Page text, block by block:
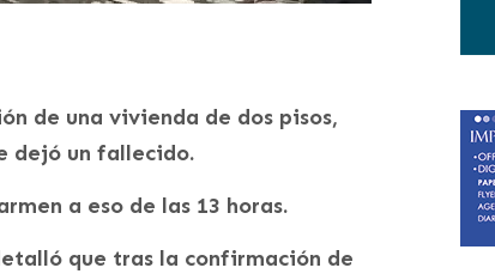
de una vivienda de dos pisos,
dejó un fallecido.
a eso de las 13 horas.
que tras la confirmación de